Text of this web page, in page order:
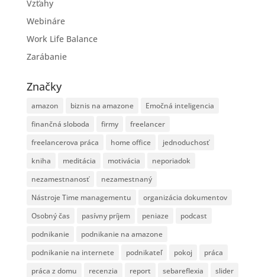
Vzťahy
Webináre
Work Life Balance
Zarábanie
Značky
amazon biznis na amazone
Emočná inteligencia
finančná sloboda
firmy
freelancer
freelancerova práca
home office
jednoduchosť
kniha
meditácia motivácia
neporiadok
nezamestnanosť
nezamestnaný
Nástroje Time managementu
organizácia dokumentov
Osobný čas
pasívny príjem peniaze
podcast
podnikanie
podnikanie na amazone
podnikanie na internete
podnikateľ pokoj
práca
práca z domu
recenzia report sebareflexia
slider